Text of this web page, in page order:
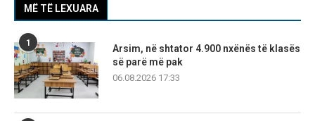
MË TË LEXUARA
1
Arsim, në shtator 4.900 nxënës të klasës
së parë më pak
06.08.2026 17:33